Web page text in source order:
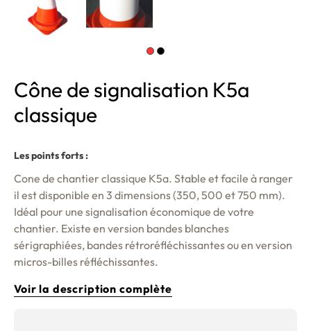
Cône de signalisation K5a
classique
Les points forts :
Cone de chantier classique K5a. Stable et facile à ranger
il est disponible en 3 dimensions (350, 500 et 750 mm).
Idéal pour une signalisation économique de votre
chantier. Existe en version bandes blanches
sérigraphiées, bandes rétroréfléchissantes ou en version
micros-billes réfléchissantes.
Voir la description complète